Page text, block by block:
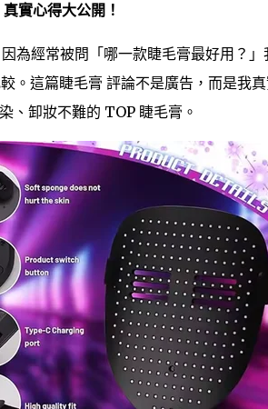
實心得大公開！
為經常被問「哪一款睫毛膏最好用？」
。這篇睫毛膏 評論不是廣告，而是我
、卸妝不難的 TOP 睫毛膏。